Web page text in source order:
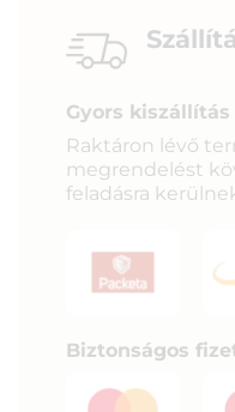
Gyors kiszállítás
Raktáron lévő
megrendelést
feladásra
Biztonságos